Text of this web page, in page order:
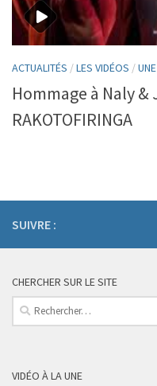
ACTUALITÉS /LES VIDÉOS /UNE
Hommage à Naly &
RAKOTOFIRINGA
SUIVRE :
CHERCHER SUR LE SITE
Rechercher :
VIDÉO À LA UNE